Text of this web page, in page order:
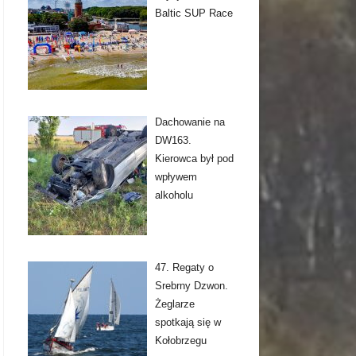
Baltic SUP Race
Dachowanie na
DW163.
Kierowca był pod
wpływem
alkoholu
47. Regaty o
Srebrny Dzwon.
Żeglarze
spotkają się w
Kołobrzegu